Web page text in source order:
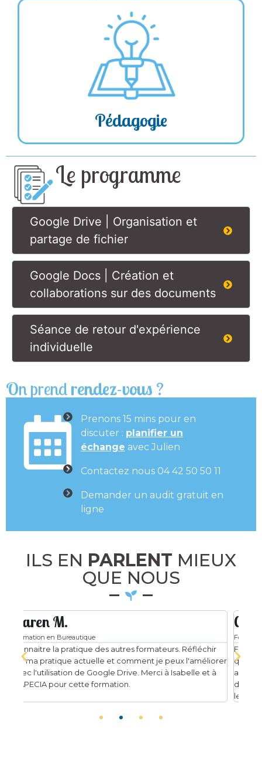
Pédagogie
personnalisé
selon vos objectifs
professionnels
➔ Formation combinant
théorie et pratique
milieu professionnel
Le programme
Google Drive | Organisation et
partage de fichier
Google Docs | Création et
collaborations sur des documents
Séance de retour d'expérience
individuelle
On prendrendez-vous ?
Prenons 15 mins pour en
discuter : planifier un
échange avec Julien
Contactez nous 04 42 50 50 11
Demander un audit gratuit en
ligne
ILS EN PARLENT MIEUX
QUE NOUS
Christian T.
Formation en Bureautique
Formation interne dans des locaux adaptés et surtout la
qualité de l'interlocuteur...très pro! Son langage est
adapté. Une formation indispensable lorsque l'on
découvre Sheets. L'organisme retenu est de qualité, et